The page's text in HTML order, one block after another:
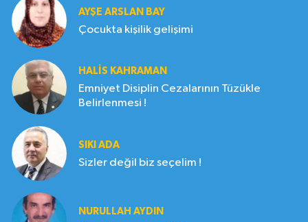
AYŞE ARSLAN BAY
Çocukta kişilik gelişimi
HALIS KAHRAMAN
Emniyet Disiplin Cezalarının Tüzükle
Belirlenmesi !
SIKI ADA
Sizler değil biz seçelim !
NURULLAH AYDIN